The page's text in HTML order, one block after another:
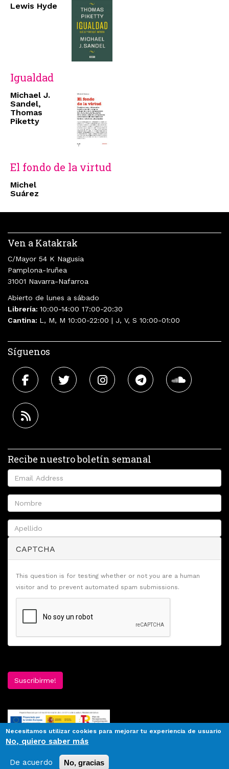
Lewis Hyde
Igualdad
Michael J.
Sandel,
Thomas
Piketty
El fondo de la virtud
Michel
Suárez
Ven a Katakrak
C/Mayor 54 K Nagusia
Pamplona-Iruñea
31001 Navarra-Nafarroa
Abierto de lunes a sábado
Librería: 10:00-14:00 17:00-20:30
Cantina: L, M, M 10:00-22:00 | J, V, S 10:00-01:00
Síguenos
Recibe nuestro boletín semanal
CAPTCHA
This question is for testing whether or not you are a human
visitor and to prevent automated spam submissions.
Suscribirme!
Necesitamos utilizar cookies para mejorar tu experiencia de usuario
No, quiero saber más
De acuerdo No, gracias